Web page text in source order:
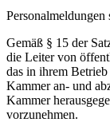
Gemäß § 15 der
die Leiter von
das in ihrem
Kammer an- und
Kammer
vorzunehmen.